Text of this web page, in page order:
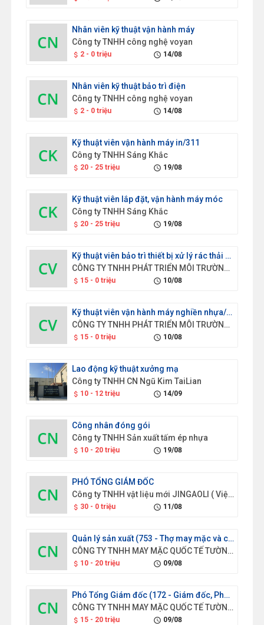
Nhân viên kỹ thuật vận hành máy
Công ty TNHH công nghệ voyan
attach_money 2 - 0 triệu schedule 14/08
Nhân viên kỹ thuật bảo trì điện
Công ty TNHH công nghệ voyan
attach_money 2 - 0 triệu schedule 14/08
Kỹ thuật viên vận hành máy in/311
Công ty TNHH Sáng Khắc
attach_money 20 - 25 triệu schedule 19/08
Kỹ thuật viên lắp đặt, vận hành máy móc
Công ty TNHH Sáng Khắc
attach_money 20 - 25 triệu schedule 19/08
Kỹ thuật viên bảo trì thiết bị xử lý rác thải nhựa/723
CÔNG TY TNHH PHÁT TRIỂN MÔI TRƯỜNG XANH SAO VIỆT
attach_money 15 - 0 triệu schedule 10/08
Kỹ thuật viên vận hành máy nghiền nhựa/814
CÔNG TY TNHH PHÁT TRIỂN MÔI TRƯỜNG XANH SAO VIỆT
attach_money 15 - 0 triệu schedule 10/08
Lao động kỹ thuật xưởng mạ
Công ty TNHH CN Ngũ Kim TaiLian
attach_money 10 - 12 triệu schedule 14/09
Công nhân đóng gói
Công ty TNHH Sản xuất tấm ép nhựa
attach_money 10 - 20 triệu schedule 19/08
PHÓ TỔNG GIÁM ĐỐC
Công ty TNHH vật liệu mới JINGAOLI ( Việt Nam)
attach_money 30 - 0 triệu schedule 11/08
Quản lý sản xuất (753 - Thợ may mặc và các thợ có liên quan)
CÔNG TY TNHH MAY MẶC QUỐC TẾ TƯỜNG HÒA VIỆT NAM
attach_money 10 - 20 triệu schedule 09/08
Phó Tổng Giám đốc (172 - Giám đốc, Phó Giám đốc của các đơn vị sản xuất và triển khai thuộc cơ quan tập đoàn, tổng công ty, trường đại học lớn và tương đương (chuyên trách))
CÔNG TY TNHH MAY MẶC QUỐC TẾ TƯỜNG HÒA VIỆT NAM
attach_money 15 - 20 triệu schedule 09/08